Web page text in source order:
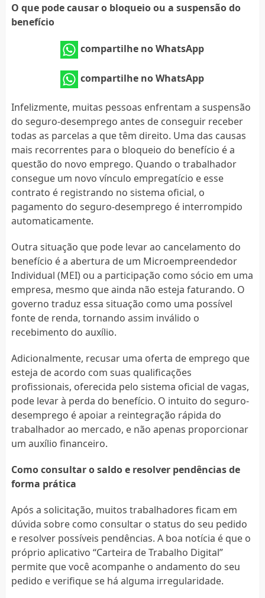
O que pode causar o bloqueio ou a suspensão do
benefício
compartilhe no WhatsApp
compartilhe no WhatsApp
Infelizmente, muitas pessoas enfrentam a suspensão
do seguro-desemprego antes de conseguir receber
todas as parcelas a que têm direito. Uma das causas
mais recorrentes para o bloqueio do benefício é a
questão do novo emprego. Quando o trabalhador
consegue um novo vínculo empregatício e esse
contrato é registrando no sistema oficial, o
pagamento do seguro-desemprego é interrompido
automaticamente.
Outra situação que pode levar ao cancelamento do
benefício é a abertura de um Microempreendedor
Individual (MEI) ou a participação como sócio em uma
empresa, mesmo que ainda não esteja faturando. O
governo traduz essa situação como uma possível
fonte de renda, tornando assim inválido o
recebimento do auxílio.
Adicionalmente, recusar uma oferta de emprego que
esteja de acordo com suas qualificações
profissionais, oferecida pelo sistema oficial de vagas,
pode levar à perda do benefício. O intuito do seguro-
desemprego é apoiar a reintegração rápida do
trabalhador ao mercado, e não apenas proporcionar
um auxílio financeiro.
Como consultar o saldo e resolver pendências de
forma prática
Após a solicitação, muitos trabalhadores ficam em
dúvida sobre como consultar o status do seu pedido
e resolver possíveis pendências. A boa notícia é que o
próprio aplicativo “Carteira de Trabalho Digital”
permite que você acompanhe o andamento do seu
pedido e verifique se há alguma irregularidade.